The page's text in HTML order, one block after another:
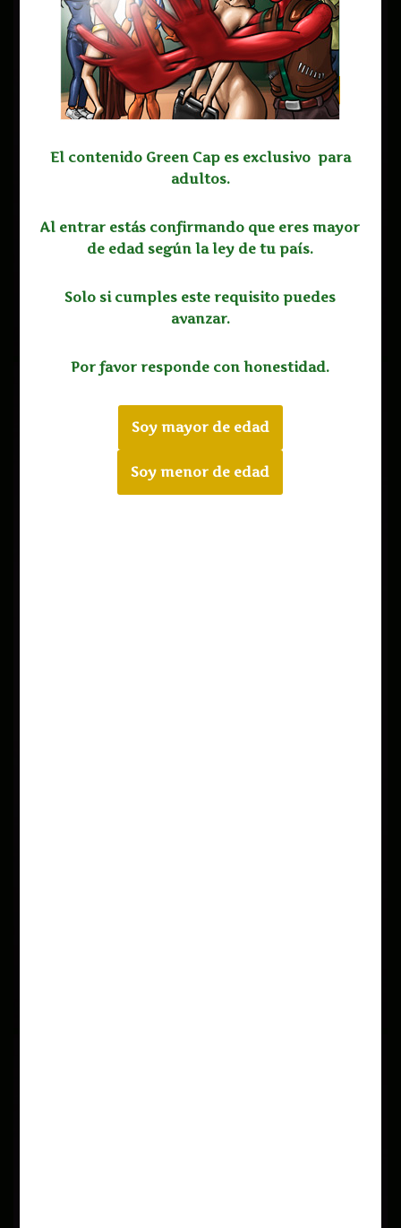
El contenido Green Cap es exclusivo para
adultos.
Al entrar estás confirmando que eres mayor
de edad según la ley de tu país.
Solo si cumples este requisito puedes
avanzar.
Por favor responde con honestidad.